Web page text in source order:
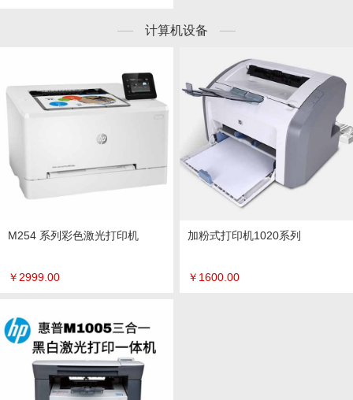
计算机设备
M254 系列彩色激光打印机
￥ 2999.00
加粉式打印机1020系列
￥ 1600.00